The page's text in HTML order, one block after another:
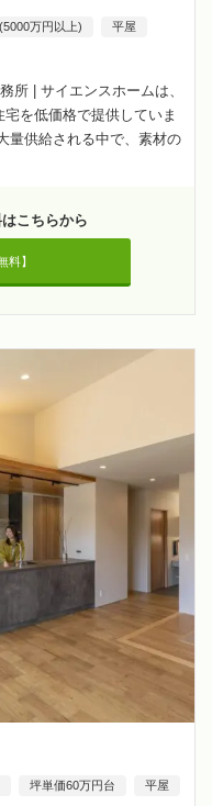
万円以上) 平屋
所 | サイエンスホームは、
を低価格で提供していま
量供給される中で、素材の
こちらから
料】
坪単価60万円台 平屋